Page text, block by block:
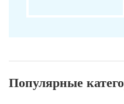
Популярные